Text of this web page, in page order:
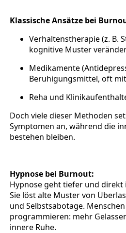
Klassische Ansätze bei
Verhaltenstherapie (z. B.
kognitive Muster
Medikamente
Beruhigungsmittel, oft
Reha und
Doch viele dieser Methoden
Symptomen an, während die
bestehen bleiben.
Hypnose bei Burnout:
Hypnose geht tiefer und direkt
Sie löst alte Muster von
und Selbstsabotage.
programmieren: mehr
innere Ruhe.